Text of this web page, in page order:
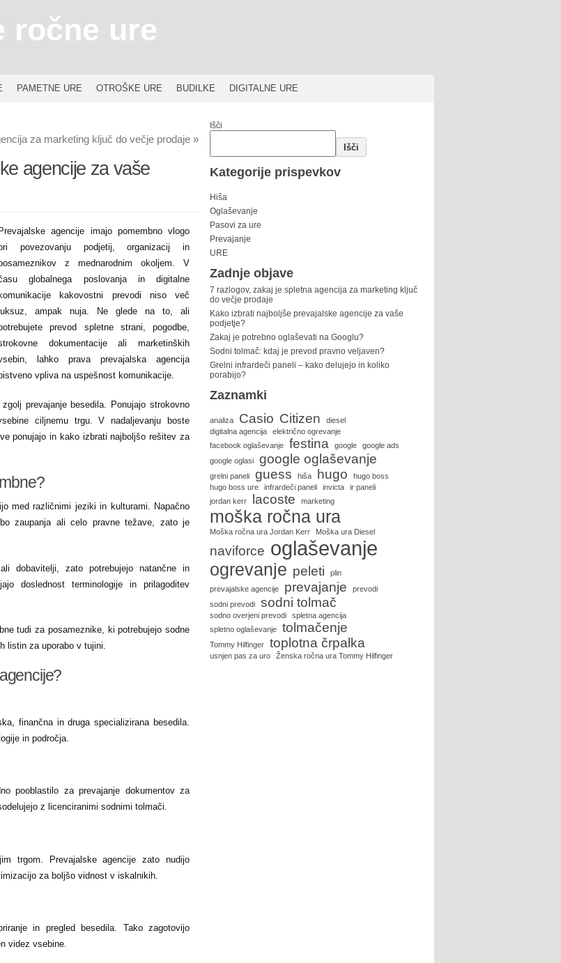
ročne ure
PAMETNE URE OTROŠKE URE BUDILKE DIGITALNE URE
za marketing ključ do večje prodaje »
agencije za vaše
agencije imajo pomembno vlogo
povezovanju podjetij, organizacij in
z mednarodnim okoljem. V
globalnega poslovanja in digitalne
kakovostni prevodi niso več
ampak nuja. Ne glede na to, ali
prevod spletne strani, pogodbe,
dokumentacije ali marketinških
lahko prava prevajalska agencija
vpliva na uspešnost komunikacije.
prevajanje besedila. Ponujajo strokovno
ciljnemu trgu. V nadaljevanju boste
ponujajo in kako izbrati najboljšo rešitev za
med različnimi jeziki in kulturami. Napačno
zaupanja ali celo pravne težave, zato je
dobavitelji, zato potrebujejo natančne in
doslednost terminologije in prilagoditev
tudi za posameznike, ki potrebujejo sodne
listin za uporabo v tujini.
finančna in druga specializirana besedila.
in področja.
pooblastilo za prevajanje dokumentov za
z licenciranimi sodnimi tolmači.
trgom. Prevajalske agencije zato nudijo
za boljšo vidnost v iskalnikih.
in pregled besedila. Tako zagotovijo
videz vsebine.
Išči
Išči
Kategorije prispevkov
Hiša
Oglaševanje
Pasovi za ure
Prevajanje
URE
Zadnje objave
7 razlogov, zakaj je spletna agencija za marketing ključ
do večje prodaje
Kako izbrati najboljše prevajalske agencije za vaše
podjetje?
Zakaj je potrebno oglaševati na Googlu?
Sodni tolmač: kdaj je prevod pravno veljaven?
Grelni infrardeči paneli – kako delujejo in koliko
porabijo?
Zaznamki
analiza Casio Citizen
diesel
digitalna agencija
električno ogrevanje
facebook oglaševanje
festina google
google ads
google oglasi
google oglaševanje
grelni paneli guess hiša hugo
hugo boss
hugo boss ure
infrardeči paneli invicta
ir paneli
jordan kerr
lacoste marketing
moška ročna ura
Moška ročna ura Jordan Kerr Moška ura Diesel
naviforce oglaševanje
ogrevanje peleti
plin
prevajalske agencije
prevajanje
prevodi
sodni prevodi
sodni tolmač
sodno overjeni prevodi
spletna agencija
spletno oglaševanje
tolmačenje
Tommy Hilfinger toplotna črpalka
usnjen pas za uro Ženska ročna ura Tommy Hilfinger